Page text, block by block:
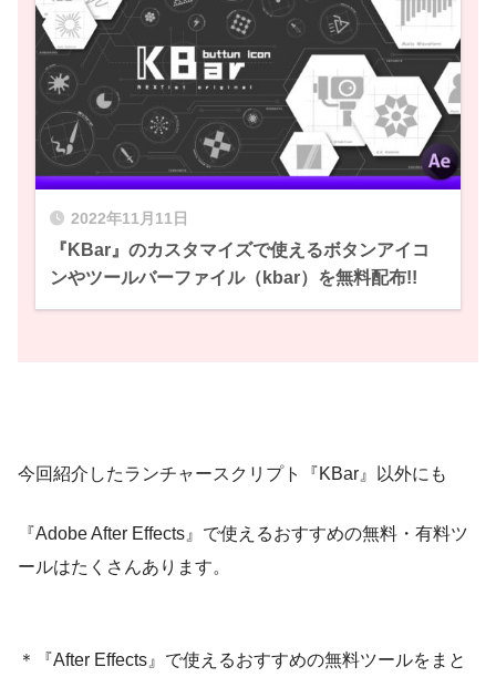
クリプトが実行されます。
これでスクリプトのボタン設定は完了です。ラン
チャーツール＋スクリプトの組み合わせは超絶便
利 !!
2022年11月11日
『KBar』のカスタマイズで使えるボタンアイコ
ンやツールバーファイル（kbar）を無料配布!!
今回紹介したランチャースクリプト『KBar』以外にも
『Adobe After Effects』で使えるおすすめの無料・有料ツ
ールはたくさんあります。
＊『After Effects』で使えるおすすめの無料ツールをまと